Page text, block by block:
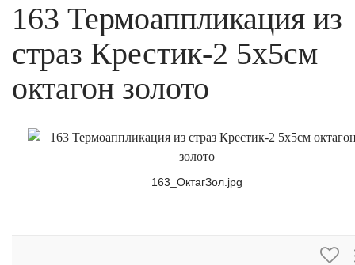
163 Термоаппликация из
страз Крестик-2 5х5см
октагон золото
163_ОктагЗол.jpg